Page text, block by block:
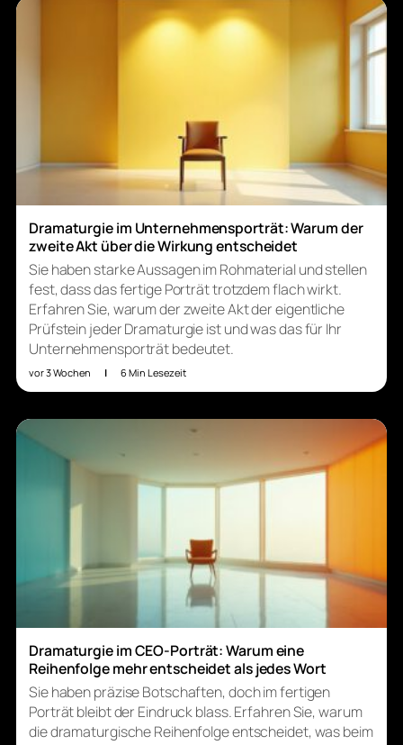
Dramaturgie im Unternehmensporträt: Warum der
zweite Akt über die Wirkung entscheidet
Sie haben starke Aussagen im Rohmaterial und stellen
fest, dass das fertige Porträt trotzdem flach wirkt.
Erfahren Sie, warum der zweite Akt der eigentliche
Prüfstein jeder Dramaturgie ist und was das für Ihr
Unternehmensporträt bedeutet.
vor 3 Wochen | 6 Min Lesezeit
Dramaturgie im CEO-Porträt: Warum eine
Reihenfolge mehr entscheidet als jedes Wort
Sie haben präzise Botschaften, doch im fertigen
Porträt bleibt der Eindruck blass. Erfahren Sie, warum
die dramaturgische Reihenfolge entscheidet, was beim